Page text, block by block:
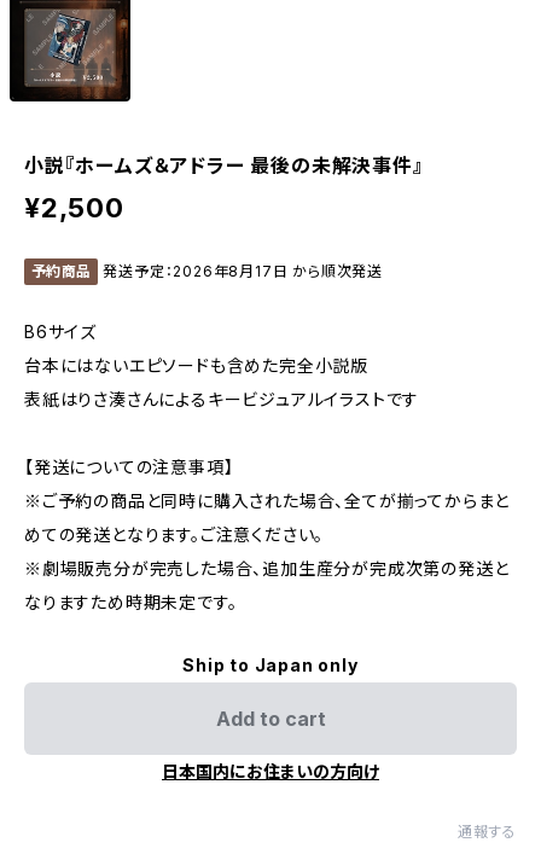
小説『ホームズ＆アドラー 最後の未解決事件』
¥2,500
予約商品 発送予定：2026年8月17日 から順次発送
B6サイズ
台本にはないエピソードも含めた完全小説版
表紙はりさ湊さんによるキービジュアルイラストです
【発送についての注意事項】
※ご予約の商品と同時に購入された場合、全てが揃ってからまと
めての発送となります。ご注意ください。
※劇場販売分が完売した場合、追加生産分が完成次第の発送と
なりますため時期未定です。
Ship to Japan only
Add to cart
日本国内にお住まいの方向け
通報する